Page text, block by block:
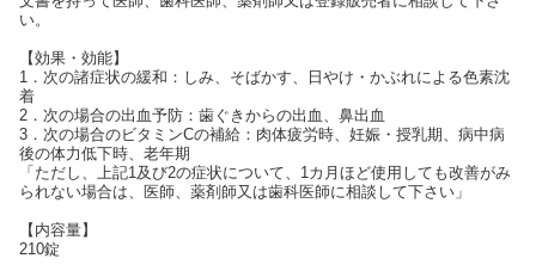
い。
【効果・効能】
1．次の諸症状の緩和：しみ、そばかす、日やけ・かぶれによる色素沈
着
2．次の場合の出血予防：歯ぐきからの出血、鼻出血
3．次の場合のビタミンCの補給：肉体疲労時、妊娠・授乳期、病中病
後の体力低下時、老年期
「ただし、上記1及び2の症状について、1カ月ほど使用しても改善がみ
られない場合は、医師、薬剤師又は歯科医師に相談して下さい」
【内容量】
210錠